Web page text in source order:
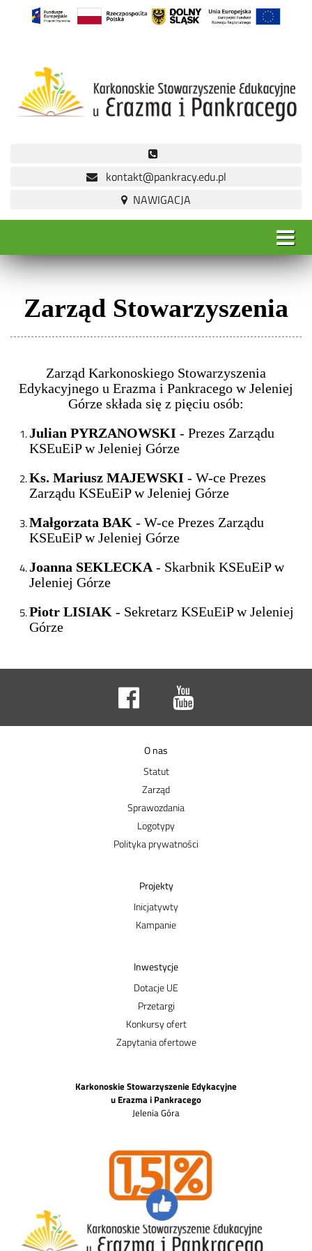
kontakt@pankracy.edu.pl
Zarząd Stowarzyszenia
Zarząd Karkonoskiego Stowarzyszenia
Edykacyjnego u Erazma i Pankracego w Jeleniej
Górze składa się z pięciu osób:
Julian PYRZANOWSKI - Prezes Zarządu
KSEuEiP w Jeleniej Górze
Ks. Mariusz MAJEWSKI - W-ce Prezes
Zarządu KSEuEiP w Jeleniej Górze
Małgorzata BAK - W-ce Prezes Zarządu
KSEuEiP w Jeleniej Górze
Joanna SEKLECKA - Skarbnik KSEuEiP w
Jeleniej Górze
Piotr LISIAK - Sekretarz KSEuEiP w Jeleniej
Górze
O nas
Statut
Zarząd
Sprawozdania
Logotypy
Polityka prywatności
Projekty
Inicjatywty
Kampanie
Inwestycje
Dotacje UE
Przetargi
Konkursy ofert
Zapytania ofertowe
Karkonoskie Stowarzyszenie Edykacyjne
u Erazma i Pankracego
Jelenia Góra